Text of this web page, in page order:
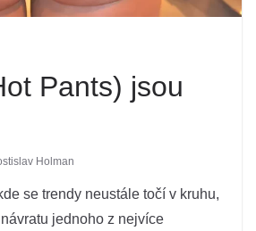
Pants) jsou
Holman
se trendy neustále točí v kruhu,
jednoho z nejvíce